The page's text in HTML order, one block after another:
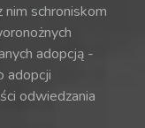
schroniskom
adopcją -
adopcji
odwiedzania